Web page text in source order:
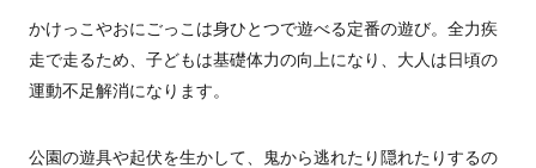
かけっこやおにごっこは身ひとつで遊べる定番の遊び。全力疾
走で走るため、子どもは基礎体力の向上になり、大人は日頃の
運動不足解消になります。
公園の遊具や起伏を生かして、鬼から逃れたり隠れたりするの